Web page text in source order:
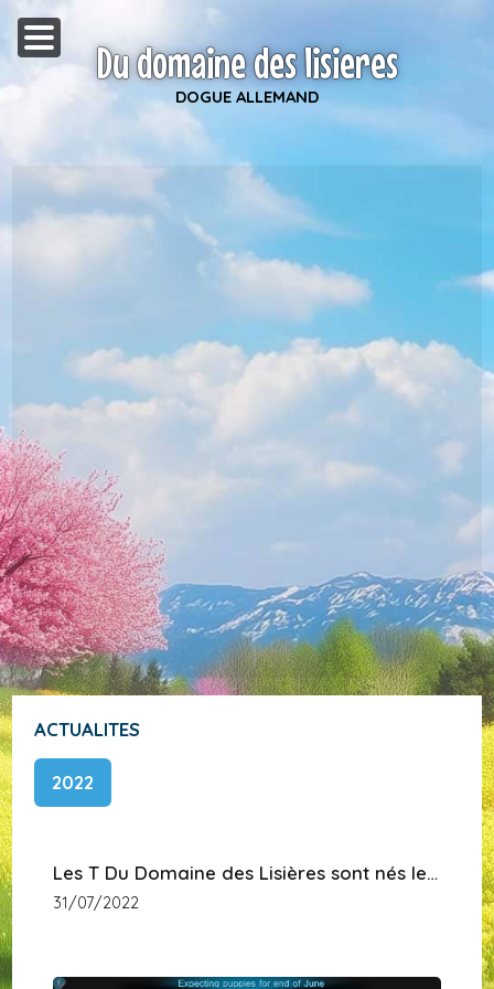
Du domaine des lisieres
DOGUE ALLEMAND
ACTUALITES
2022
Les T Du Domaine des Lisières sont nés le
30 juin 2022
31/07/2022